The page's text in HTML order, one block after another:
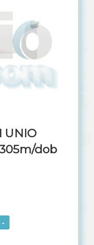
UNIO
dob